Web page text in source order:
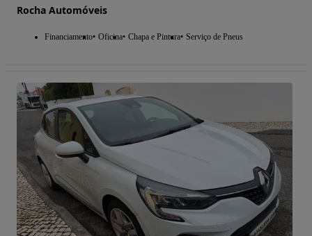
Rocha Automóveis
Financiamento Oficina Chapa e Pintura Serviço de Pneus